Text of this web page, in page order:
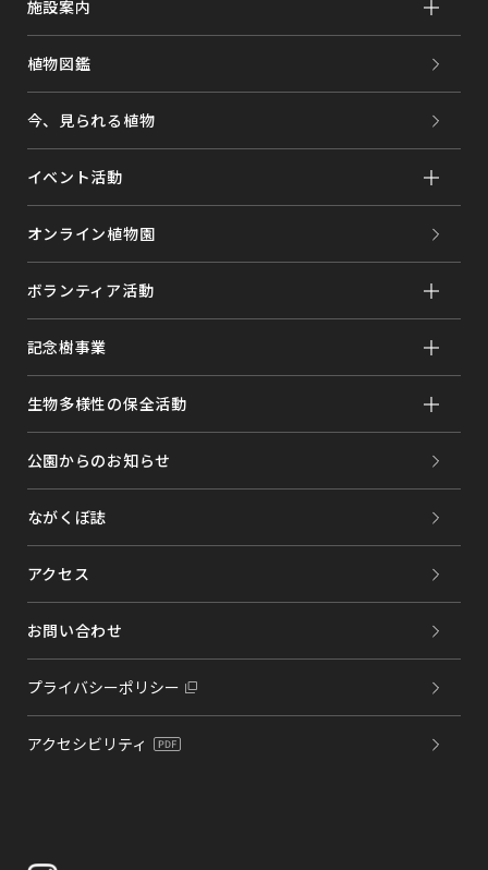
施設案内
植物図鑑
今、見られる植物
イベント活動
オンライン植物園
ボランティア活動
記念樹事業
生物多様性の保全活動
公園からのお知らせ
ながくぼ誌
アクセス
お問い合わせ
プライバシーポリシー
アクセシビリティ